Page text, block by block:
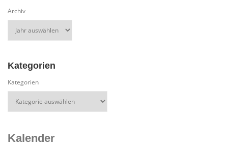
Archiv
Kategorien
Kategorien
Kalender